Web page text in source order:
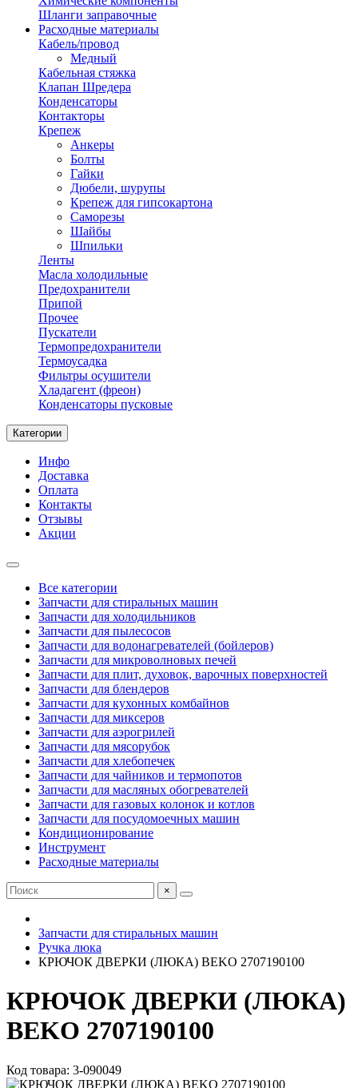
Шланги заправочные
Расходные материалы
Кабель/провод
Медный
Кабельная стяжка
Клапан Шредера
Конденсаторы
Контакторы
Крепеж
Анкеры
Болты
Гайки
Дюбели, шурупы
Крепеж для гипсокартона
Саморезы
Шайбы
Шпильки
Ленты
Масла холодильные
Предохранители
Припой
Прочее
Пускатели
Термопредохранители
Термоусадка
Фильтры осушители
Хладагент (фреон)
Конденсаторы пусковые
Категории
Инфо
Доставка
Оплата
Контакты
Отзывы
Акции
Все категории
Запчасти для стиральных машин
Запчасти для холодильников
Запчасти для пылесосов
Запчасти для водонагревателей (бойлеров)
Запчасти для микроволновых печей
Запчасти для плит, духовок, варочных поверхностей
Запчасти для блендеров
Запчасти для кухонных комбайнов
Запчасти для миксеров
Запчасти для аэрогрилей
Запчасти для мясорубок
Запчасти для хлебопечек
Запчасти для чайников и термопотов
Запчасти для масляных обогревателей
Запчасти для газовых колонок и котлов
Запчасти для посудомоечных машин
Кондиционирование
Инструмент
Расходные материалы
×
Запчасти для стиральных машин
Ручка люка
КРЮЧОК ДВЕРКИ (ЛЮКА) BEKO 2707190100
КРЮЧОК ДВЕРКИ (ЛЮКА)
BEKO 2707190100
Код товара: 3-090049